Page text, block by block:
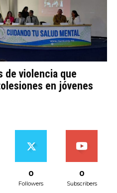
de violencia que
en jóvenes
0
Followers
0
Subscribers